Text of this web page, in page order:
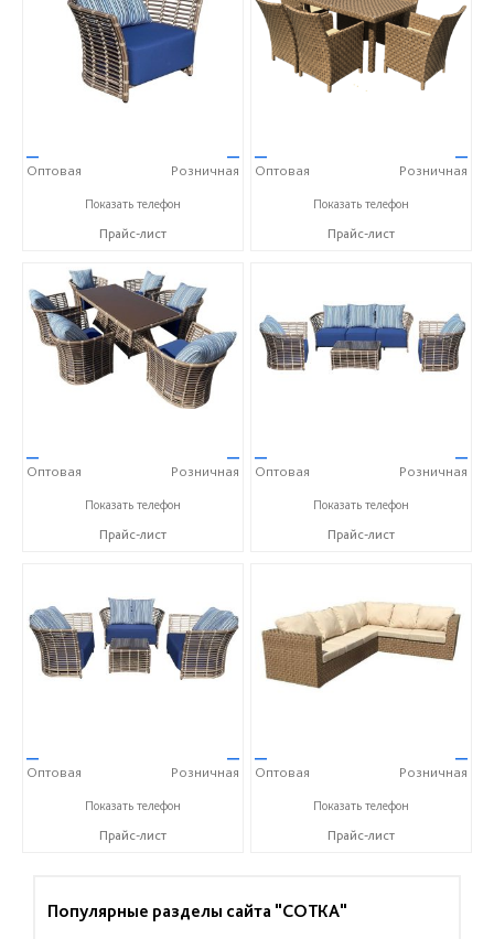
—
Оптовая
—
Розничная
+7 (917) 600-15-16
Показать телефон
Прайс-лист
—
Оптовая
—
Розничная
+7 (917) 600-15-16
Показать телефон
Прайс-лист
—
Оптовая
—
Розничная
+7 (917) 600-15-16
Показать телефон
Прайс-лист
—
Оптовая
—
Розничная
+7 (917) 600-15-16
Показать телефон
Прайс-лист
—
Оптовая
—
Розничная
+7 (917) 600-15-16
Показать телефон
Прайс-лист
—
Оптовая
—
Розничная
+7 (917) 600-15-16
Показать телефон
Прайс-лист
Популярные разделы сайта "СОТКА"